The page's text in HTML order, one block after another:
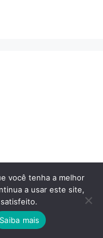
você tenha a melhor
a usar este site,
Saiba mais